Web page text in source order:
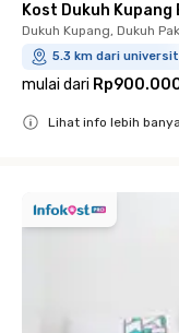
Kost Dukuh
Dukuh Kupang, Dukuh
5.3 km dari
mulai dari
Lihat info lebih